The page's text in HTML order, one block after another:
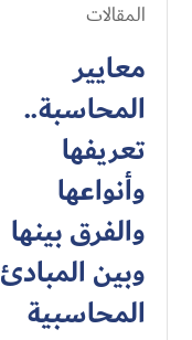
المقالات
معايير
المحاسبة..
تعريفها
وأنواعها
والفرق بينها
وبين المبادئ
المحاسبية